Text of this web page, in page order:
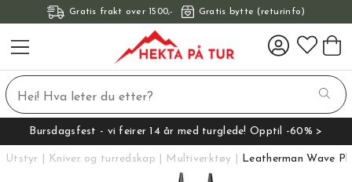
Gratis frakt over 1500,- Gratis bytte (returinfo)
Bursdagsfest - vi feirer 14 år med turglede! Opptil -60% >
Utstyr Kniver og turredskap Multiverktøy Leatherman Wave